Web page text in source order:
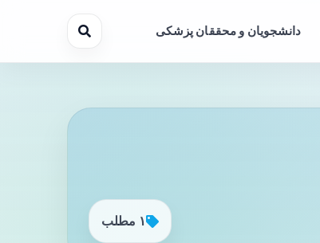
دانشجویان و محققان پزشکی
۱ مطلب